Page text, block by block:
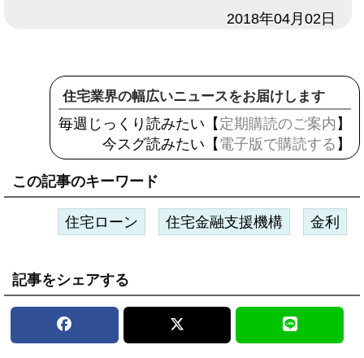
2018年04月02日
住宅業界の幅広いニュースをお届けします
毎週じっくり読みたい【 定期購読のご案内 】
今スグ読みたい【 電子版で購読する 】
この記事のキーワード
住宅ローン 住宅金融支援機構 金利
記事をシェアする